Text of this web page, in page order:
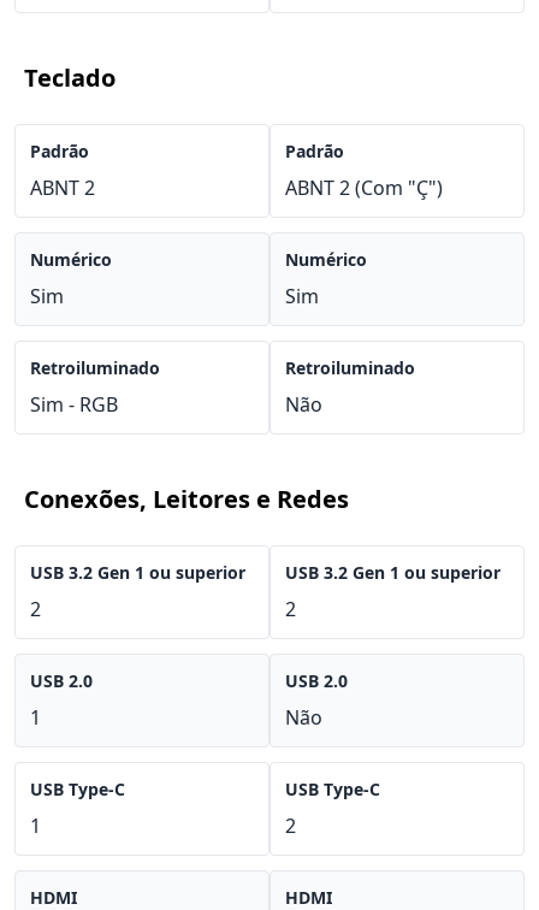
Teclado
Padrão
ABNT 2
Numérico
Sim
Retroiluminado
Sim - RGB
Padrão
ABNT 2 (Com "Ç")
Numérico
Sim
Retroiluminado
Não
Conexões, Leitores e Redes
USB 3.2 Gen 1 ou superior
2
USB 2.0
1
USB Type-C
1
HDMI
USB 3.2 Gen 1 ou superior
2
USB 2.0
Não
USB Type-C
2
HDMI